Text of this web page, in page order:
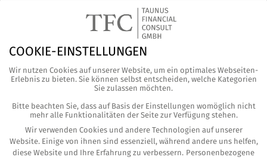
Die zuneh­men­de Büro­kra­tie zwingt
man­che Bank zu radi­ka­len Schrit­ten.
Ein­zi­ge Insti­tu­te haben sich nach Ein­
füh­rung der EU-Finanz­markt­richt­li­nie
Mifid II zu Jah­res­be­ginn ganz aus der
Anla­ge­be­ra­tung zurück­ge­zo­gen. Gera­
de für klei­ne­re...
COOKIE-EINSTELLUNGEN
Wir nutzen Cookies auf unserer Website, um ein optimales Webseiten-
Erlebnis zu bieten. Sie können selbst entscheiden, welche Kategorien
Sie zulassen möchten.
Bitte beachten Sie, dass auf Basis der Einstellungen womöglich nicht
mehr alle Funktionalitäten der Seite zur Verfügung stehen.
Wir verwenden Cookies und andere Technologien auf unserer
Website. Einige von ihnen sind essenziell, während andere uns helfen,
diese Website und Ihre Erfahrung zu verbessern. Personenbezogene